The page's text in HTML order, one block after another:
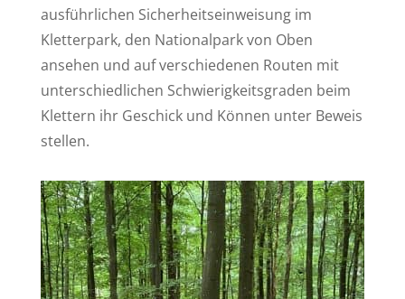
ausführlichen Sicherheitseinweisung im
Kletterpark, den Nationalpark von Oben
ansehen und auf verschiedenen Routen mit
unterschiedlichen Schwierigkeitsgraden beim
Klettern ihr Geschick und Können unter Beweis
stellen.